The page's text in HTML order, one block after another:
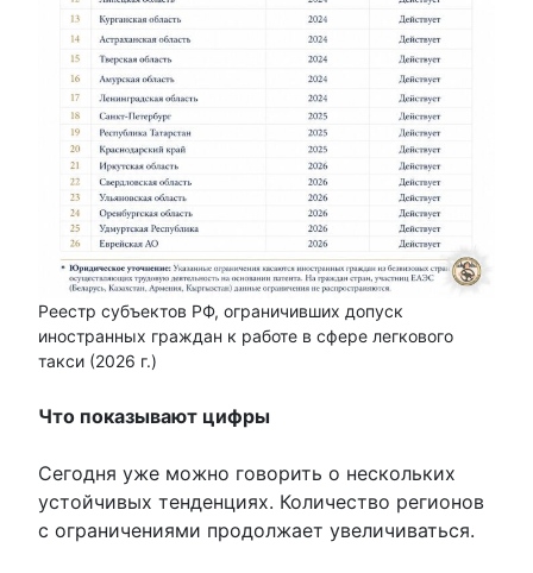
Реестр субъектов РФ, ограничивших допуск
иностранных граждан к работе в сфере легкового
такси (2026 г.)
Что показывают цифры
Сегодня уже можно говорить о нескольких
устойчивых тенденциях. Количество регионов
с ограничениями продолжает увеличиваться.